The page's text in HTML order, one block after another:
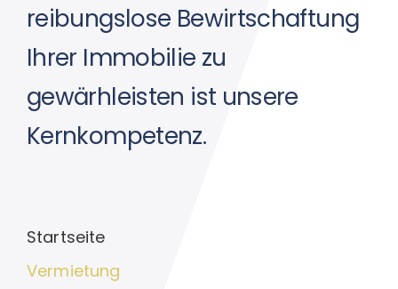
reibungslose Bewirtschaftung
Ihrer Immobilie zu
gewärhleisten ist unsere
Kernkompetenz.
Startseite
Vermietung